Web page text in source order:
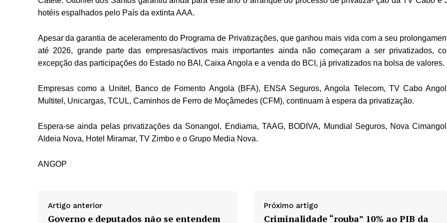
hotéis espalhados pelo País da extinta AAA.
Apesar da garantia de aceleramento do Programa de Privatizações, que ganhou mais vida com a seu
até 2026, grande parte das empresas/activos mais importantes ainda não começaram a ser privatizados,
excepção das participações do Estado no BAI, Caixa Angola e a venda do BCI, já privatizados na bolsa de valores.
Empresas como a Unitel, Banco de Fomento Angola (BFA), ENSA Seguros, Angola Telecom, TV Cabo
Multitel, Unicargas, TCUL, Caminhos de Ferro de Moçâmedes (CFM), continuam à espera da privatização.
Espera-se ainda pelas privatizações da Sonangol, Endiama, TAAG, BODIVA, Mundial Seguros, Nova
Aldeia Nova, Hotel Miramar, TV Zimbo e o Grupo Media Nova.
ANGOP
Artigo anterior
Governo e deputados não se entendem
Próximo artigo
Criminalidade “rouba” 10% ao PIB da